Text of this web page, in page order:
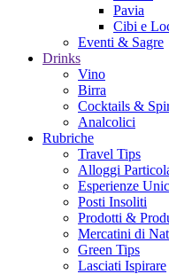
Pavia
Cibi e
Eventi & Sagre
Drinks
Vino
Birra
Cocktails &
Analcolici
Rubriche
Travel Tips
Alloggi
Esperienze
Posti Insoliti
Prodotti &
Mercatini di
Green Tips
Lasciati Ispirare